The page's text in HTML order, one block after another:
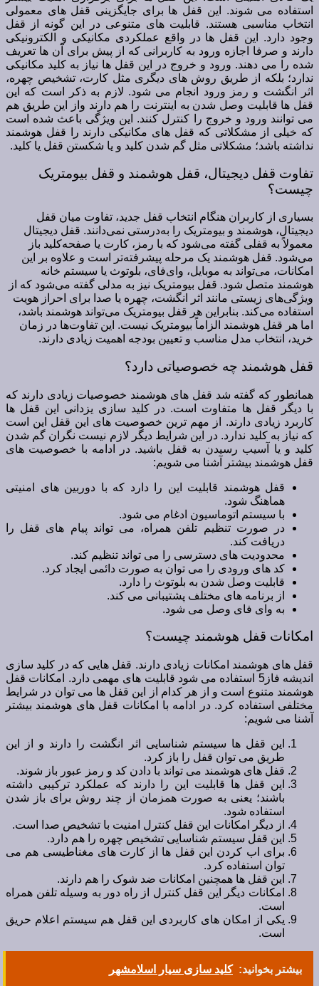
استفاده می شوند. این قفل ها برای جایگزینی قفل های معمولی
انتخاب مناسبی هستند. قابلیت های متنوعی در این گونه از قفل
وجود دارد. این قفل ها در واقع عملکردی مکانیکی و الکترونیکی
دارند و صرفا اجازه ورود به کاربرانی که از پیش برای آن ها تعریف
شده را می دهند. ورود و خروج در این قفل ها نیاز به کلید مکانیکی
ندارد؛ بلکه از طریق روش های دیگری مثل کارت، تشخیص چهره،
اثر انگشت و رمز ورود انجام می شود. لازم به ذکر است که این
قفل ها قابلیت وصل شدن به اینترنت را هم دارند واز این طریق هم
می توانند ورود و خروج را کنترل کنند. این ویژگی باعث شده است
که خیلی از مشکلاتی که قفل های مکانیکی دارند را قفل هوشمند
نداشته باشد؛ مشکلاتی مثل گم شدن کلید و یا شکستن قفل یا کلید.
تفاوت قفل دیجیتال، قفل هوشمند و قفل بیومتریک
چیست؟
بسیاری از کاربران هنگام انتخاب قفل جدید، تفاوت میان قفل
دیجیتال، هوشمند و بیومتریک را به‌درستی نمی‌دانند. قفل دیجیتال
معمولاً به قفلی گفته می‌شود که با رمز، کارت یا صفحه‌کلید باز
می‌شود. قفل هوشمند یک مرحله پیشرفته‌تر است و علاوه بر این
امکانات، می‌تواند به موبایل، وای‌فای، بلوتوث یا سیستم خانه
هوشمند متصل شود. قفل بیومتریک نیز به مدلی گفته می‌شود که از
ویژگی‌های زیستی مانند اثر انگشت، چهره یا صدا برای احراز هویت
استفاده می‌کند. بنابراین هر قفل بیومتریک می‌تواند هوشمند باشد،
اما هر قفل هوشمند الزاماً بیومتریک نیست. این تفاوت‌ها در زمان
خرید، انتخاب مدل مناسب و تعیین بودجه اهمیت زیادی دارند.
قفل هوشمند چه خصوصیاتی دارد؟
همانطور که گفته شد قفل های هوشمند خصوصیات زیادی دارند که
با دیگر قفل ها متفاوت است. در کلید سازی یزدانی این قفل ها
کاربرد زیادی دارند. از مهم ترین خصوصیت های این قفل این است
که نیاز به کلید ندارد. در این شرایط دیگر لازم نیست نگران گم شدن
کلید و یا آسیب رسیدن به قفل باشید. در ادامه با خصوصیت های
قفل هوشمند بیشتر آشنا می شویم:
قفل هوشمند قابلیت این را دارد که با دوربین های امنیتی
هماهنگ شود.
با سیستم اتوماسیون ادغام می شود.
در صورت تنظیم تلفن همراه، می تواند پیام های قفل را
دریافت کند.
محدودیت های دسترسی را می تواند تنظیم کند.
کد های ورودی را می توان به صورت دائمی ایجاد کرد.
قابلیت وصل شدن به بلوتوث را دارد.
از برنامه های مختلف پشتیبانی می کند.
به وای فای وصل می شود.
امکانات قفل هوشمند چیست؟
قفل های هوشمند امکانات زیادی دارند. قفل هایی که در کلید سازی
اندیشه فاز5 استفاده می شود قابلیت های مهمی دارد. امکانات قفل
هوشمند متنوع است و از هر کدام از این قفل ها می توان در شرایط
مختلفی استفاده کرد. در ادامه با امکانات قفل های هوشمند بیشتر
آشنا می شویم:
این قفل ها سیستم شناسایی اثر انگشت را دارند و از این
طریق می توان قفل را باز کرد.
قفل های هوشمند می تواند با دادن کد و رمز عبور باز شوند.
این قفل ها قابلیت این را دارند که عملکرد ترکیبی داشته
باشند؛ یعنی به صورت همزمان از چند روش برای باز شدن
استفاده شود.
از دیگر امکانات این قفل کنترل امنیت با تشخیص صدا است.
این قفل سیستم شناسایی تشخیص چهره را هم دارد.
برای اب کردن این قفل ها از کارت های مغناطیسی هم می
توان استفاده کرد.
این قفل ها همچنین امکانات ضد شوک را هم دارند.
امکانات دیگر این قفل کنترل از راه دور به وسیله تلفن همراه
است.
یکی از امکان های کاربردی این قفل هم سیستم اعلام حریق
است.
بیشتر بخوانید: کلید سازی سیار اسلامشهر